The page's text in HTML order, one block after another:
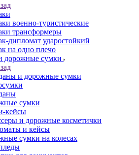
военно-туристические
трансформеры
дипломат ударостойкий
на одно плечо
дорожные сумки
и дорожные сумки
сумки
кейсы
и дорожные косметички
и кейсы
сумки на колесах